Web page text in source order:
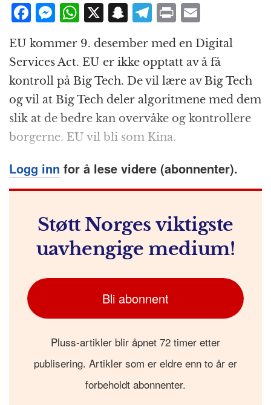
F
a
c
e
b
o
o
k
M
ss
e
n
g
e
r
W
h
at
s
A
p
p
X S
n
a
p
c
h
at
T
e
g
r
a
m
P
n
t
m
ai
l
EU kommer 9. desember med en Digital
Services Act. EU er ikke opptatt av å få
kontroll på Big Tech. De vil lære av Big Tech
og vil at Big Tech deler algoritmene med dem
slik at de bedre kan overvåke og kontrollere
borgerne. EU vil bli som Kina.
Logg inn for å lese videre (abonnenter).
Støtt Norges viktigste
uavhengige medium!
Bli abonnent
Pluss-artikler blir åpnet 72 timer etter
publisering. Artikler som er eldre enn to år er
forbeholdt abonnenter.